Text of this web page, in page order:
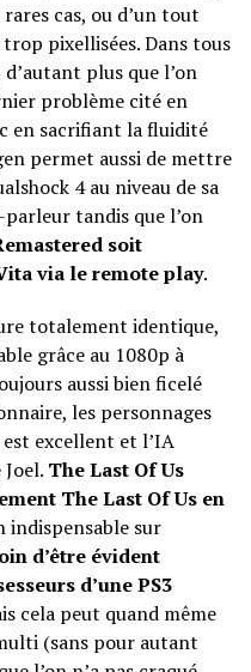
cas, ou d’un tout
pixellisées. Dans tous
plus que l’on
problème cité en
en sacrifiant la fluidité
permet aussi de mettre
4 au niveau de sa
tandis que l’on
soit
via le remote play.
totalement identique,
grâce au 1080p à
aussi bien ficelé
les personnages
excellent et l’IA
The Last Of Us
The Last Of Us en
indispensable sur
d’être évident
d’une PS3
cela peut quand même
(sans pour autant